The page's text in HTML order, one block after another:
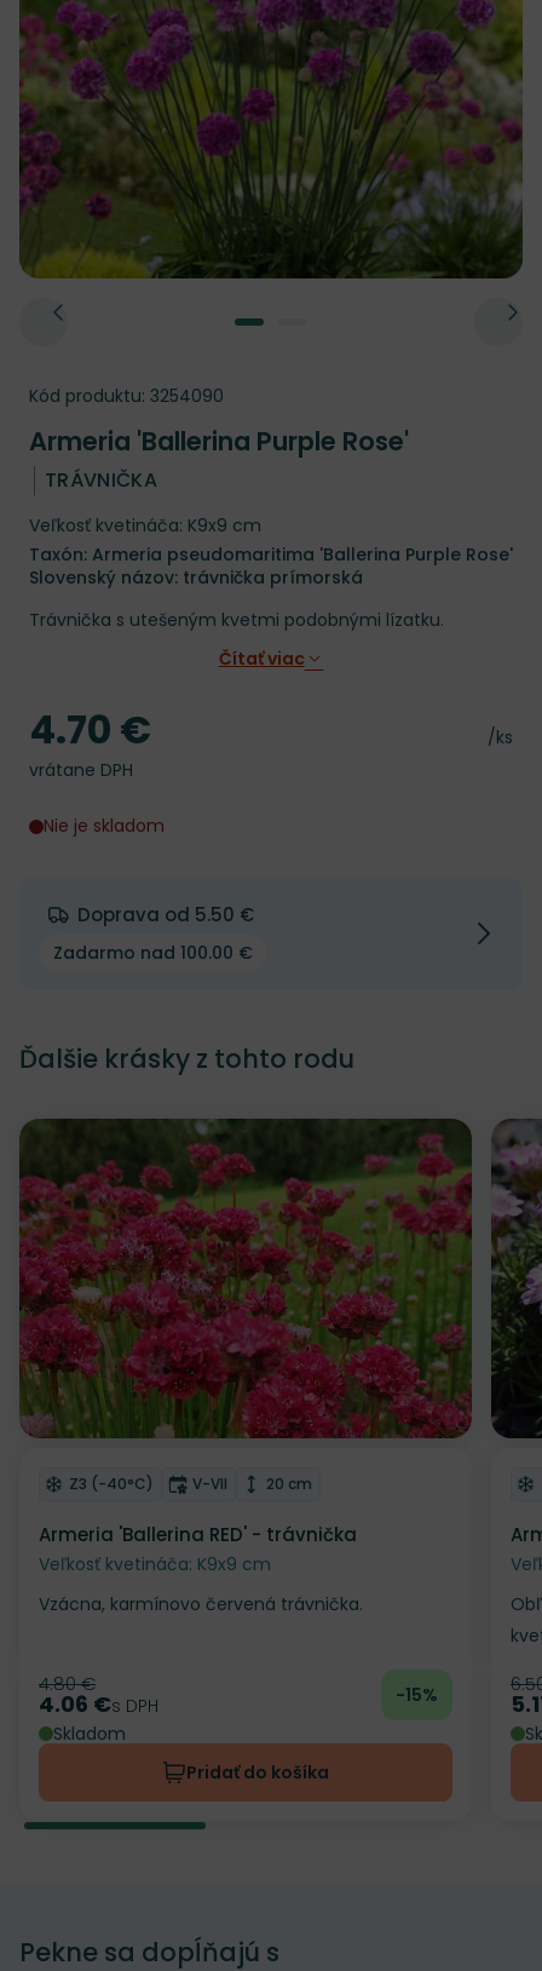
Kód produktu: 3254090
Armeria 'Ballerina Purple Rose'
TRÁVNIČKA
Veľkosť kvetináča: K9x9 cm
Taxón: Armeria pseudomaritima 'Ballerina Purple Rose'
Slovenský názov: trávnička prímorská
Trávnička s utešeným kvetmi podobnými lízatku.
Čítať viac
Cena
/ks
Cena
4.70 €
vrátane DPH
Nie je skladom
Doprava od 5.50 €
Zadarmo nad 100.00 €
Ďalšie krásky z tohto rodu
Odober do zoznamu želaní
Mrazuvzdornosť
Z3 (-40°C) Doba kvitnutia
V-VII Výška rastliny
20 cm
Armeria 'Ballerina RED' - trávnička
Veľkosť kvetináča: K9x9 cm
Vzácna, karmínovo červená trávnička.
Pôvodná cena
4.80 €
Cena
4.06 €s DPH
-15%
Skladom
Pridať do košíka
Pekne sa dopĺňajú s